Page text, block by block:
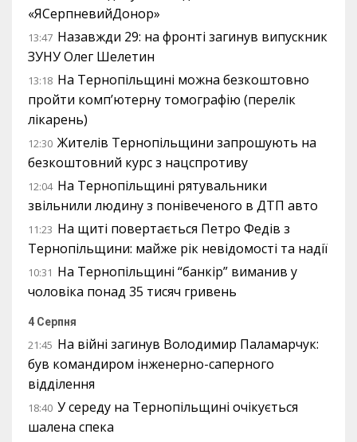
«ЯСерпневийДонор»
13:47 Назавжди 29: на фронті загинув випускник
ЗУНУ Олег Шелетин
13:18 На Тернопільщині можна безкоштовно
пройти комп’ютерну томографію (перелік
лікарень)
12:30 Жителів Тернопільщини запрошують на
безкоштовний курс з нацспротиву
12:04 На Тернопільщині рятувальники
звільнили людину з понівеченого в ДТП авто
11:23 На щиті повертається Петро Федів з
Тернопільщини: майже рік невідомості та надії
10:31 На Тернопільщині “банкір” виманив у
чоловіка понад 35 тисяч гривень
4 Серпня
21:45 На війні загинув Володимир Паламарчук:
був командиром інженерно-саперного
відділення
18:40 У середу на Тернопільщині очікується
шалена спека